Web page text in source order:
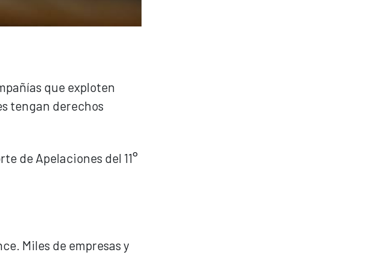
que exploten
tengan derechos
de Apelaciones del 11°
Miles de empresas y